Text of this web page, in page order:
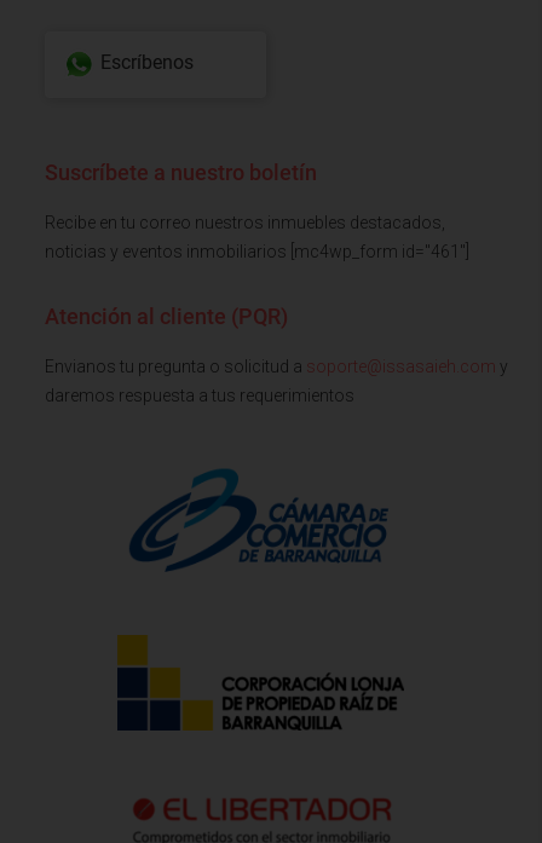
Escríbenos
Suscríbete a nuestro boletín
Recibe en tu correo nuestros inmuebles destacados,
noticias y eventos inmobiliarios [mc4wp_form id="461"]
Atención al cliente (PQR)
Envianos tu pregunta o solicitud a soporte@issasaieh.com y
daremos respuesta a tus requerimientos